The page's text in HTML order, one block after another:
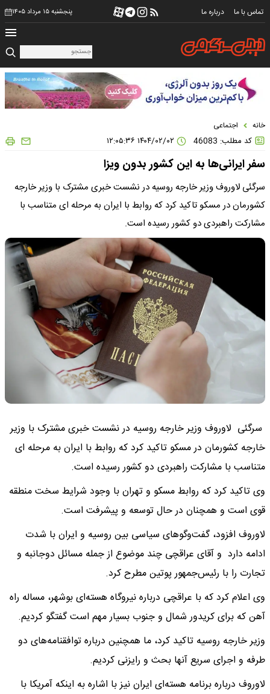
تماس با ما درباره ما پنجشنبه ۱۵ مرداد ۱۴۰۵
خانه اجتماعی
کد مطلب: 46083
سفر ایرانی‌ها به این کشور بدون ویزا
سرگئی لاوروف وزیر خارجه روسیه در نشست خبری مشترک با وزیر خارجه
کشورمان در مسکو تاکید کرد که روابط با ایران به مرحله ای متناسب با
مشارکت راهبردی دو کشور رسیده است.
سرگئی لاوروف وزیر خارجه روسیه در نشست خبری مشترک با وزیر
خارجه کشورمان در مسکو تاکید کرد که روابط با ایران به مرحله ای
متناسب با مشارکت راهبردی دو کشور رسیده است.
وی تاکید کرد که روابط مسکو و تهران با وجود شرایط سخت منطقه
قوی است و همچنان در حال توسعه و پیشرفت است.
لاوروف افزود، گفت‌وگوهای سیاسی بین روسیه و ایران با شدت
ادامه دارد و آقای عراقچی چند موضوع از جمله مسائل دوجانبه و
تجارت را با رئیس‌جمهور پوتین مطرح کرد.
وی اعلام کرد که با عراقچی درباره نیروگاه هسته‌ای بوشهر، مساله راه
آهن که برای کریدور شمال و جنوب بسیار مهم است گفتگو کردیم.
وزیر خارجه روسیه تاکید کرد، ما همچنین درباره توافقنامه‌های دو
طرفه و اجرای سریع آنها بحث و رایزنی کردیم.
لاوروف درباره برنامه هسته‌ای ایران نیز با اشاره به اینکه آمریکا با